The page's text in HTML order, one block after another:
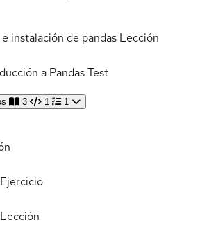
instalación de pandas Lección
a PandasTest
3 1 1
Ejercicio
Lección